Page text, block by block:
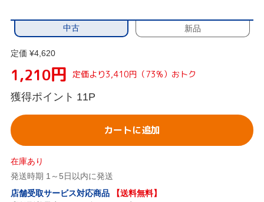
中古 新品
定価 ¥4,620
1,210円 定価より3,410円（73%）おトク
獲得ポイント 11P
カートに追加
在庫あり
発送時期 1～5日以内に発送
店舗受取サービス対応商品
【送料無料】